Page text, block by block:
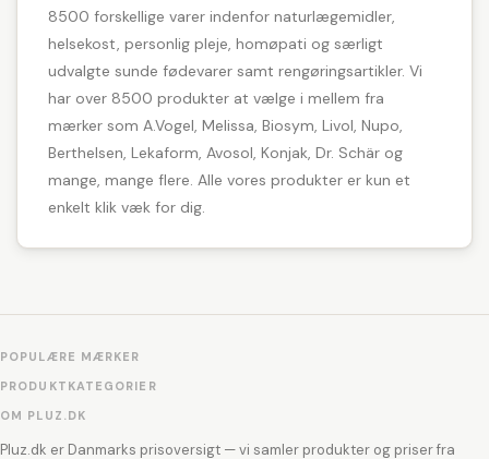
8500 forskellige varer indenfor naturlægemidler,
helsekost, personlig pleje, homøpati og særligt
udvalgte sunde fødevarer samt rengøringsartikler. Vi
har over 8500 produkter at vælge i mellem fra
mærker som A.Vogel, Melissa, Biosym, Livol, Nupo,
Berthelsen, Lekaform, Avosol, Konjak, Dr. Schär og
mange, mange flere. Alle vores produkter er kun et
enkelt klik væk for dig.
POPULÆRE MÆRKER
PRODUKTKATEGORIER
OM PLUZ.DK
Pluz.dk er Danmarks prisoversigt — vi samler produkter og priser fra